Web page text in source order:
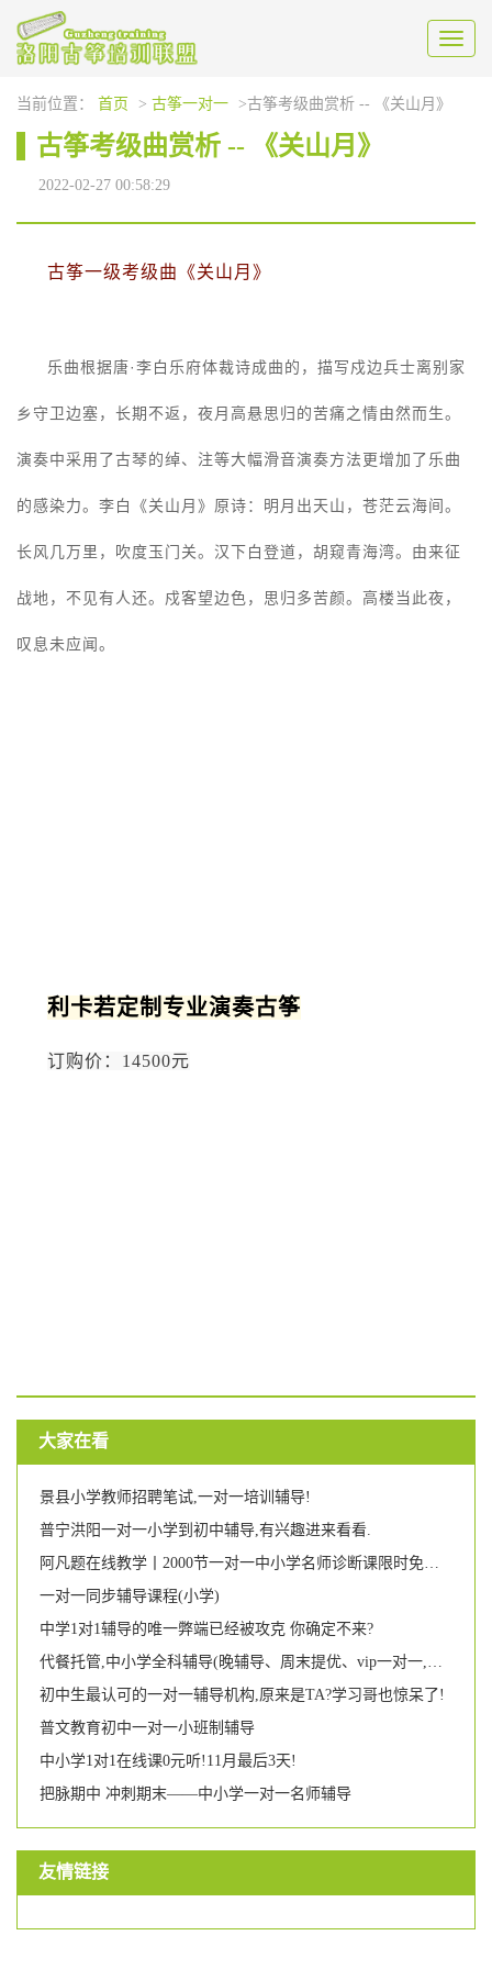
Toggle
当前位置： 首页 > 古筝一对一 >古筝考级曲赏析 -- 《关山月》
古筝考级曲赏析 -- 《关山月》
2022-02-27 00:58:29
古筝一级考级曲《关山月》
乐曲根据唐·李白乐府体裁诗成曲的，描写戍边兵士离别家
乡守卫边塞，长期不返，夜月高悬思归的苦痛之情由然而生。
演奏中采用了古琴的绰、注等大幅滑音演奏方法更增加了乐曲
的感染力。李白《关山月》原诗：明月出天山，苍茫云海间。
长风几万里，吹度玉门关。汉下白登道，胡窥青海湾。由来征
战地，不见有人还。戍客望边色，思归多苦颜。高楼当此夜，
叹息未应闻。
利卡若定制专业演奏古筝
订购价：14500元
大家在看
景县小学教师招聘笔试,一对一培训辅导!
普宁洪阳一对一小学到初中辅导,有兴趣进来看看.
阿凡题在线教学丨2000节一对一中小学名师诊断课限时免费抢!
一对一同步辅导课程(小学)
中学1对1辅导的唯一弊端已经被攻克 你确定不来?
代餐托管,中小学全科辅导(晚辅导、周末提优、vip一对一,幼小衔接),家长们统统看过来喔!!!
初中生最认可的一对一辅导机构,原来是TA?学习哥也惊呆了!
普文教育初中一对一小班制辅导
中小学1对1在线课0元听!11月最后3天!
把脉期中 冲刺期末——中小学一对一名师辅导
友情链接